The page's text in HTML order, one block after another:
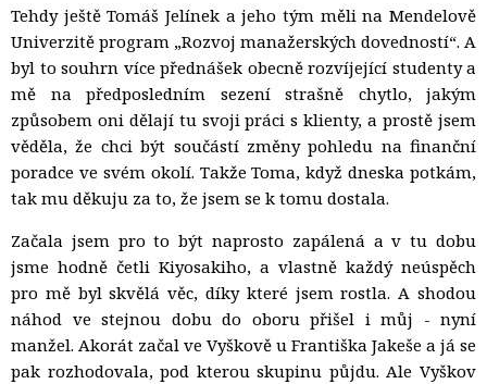
Tehdy ještě Tomáš Jelínek a jeho tým měli na Mendelově
Univerzitě program „Rozvoj manažerských dovedností“. A
byl to souhrn více přednášek obecně rozvíjející studenty a
mě na předposledním sezení strašně chytlo, jakým
způsobem oni dělají tu svoji práci s klienty, a prostě jsem
věděla, že chci být součástí změny pohledu na finanční
poradce ve svém okolí. Takže Toma, když dneska potkám,
tak mu děkuju za to, že jsem se k tomu dostala.
Začala jsem pro to být naprosto zapálená a v tu dobu
jsme hodně četli Kiyosakiho, a vlastně každý neúspěch
pro mě byl skvělá věc, díky které jsem rostla. A shodou
náhod ve stejnou dobu do oboru přišel i můj - nyní
manžel. Akorát začal ve Vyškově u Františka Jakeše a já se
pak rozhodovala, pod kterou skupinu půjdu. Ale Vyškov